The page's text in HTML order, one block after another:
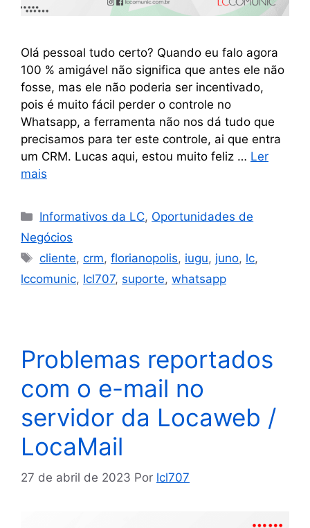
Olá pessoal tudo certo? Quando eu falo agora
100 % amigável não significa que antes ele não
fosse, mas ele não poderia ser incentivado,
pois é muito fácil perder o controle no
Whatsapp, a ferramenta não nos dá tudo que
precisamos para ter este controle, ai que entra
um CRM. Lucas aqui, estou muito feliz … Ler
mais
Informativos da LC, Oportunidades de
Negócios
cliente,crm,florianopolis, iugu, juno, lc,
lccomunic, lcl707, suporte, whatsapp
Problemas reportados
com o e-mail no
servidor da Locaweb /
LocaMail
27 de abril de 2023 Por lcl707